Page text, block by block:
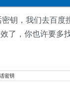
钥，我们去百
了，你也许要多